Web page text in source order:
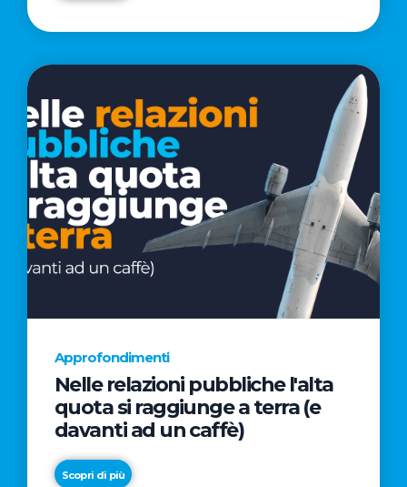
Approfondimenti
Nelle relazioni pubbliche l'alta
quota si raggiunge a terra (e
davanti ad un caffè)
Scopri di più